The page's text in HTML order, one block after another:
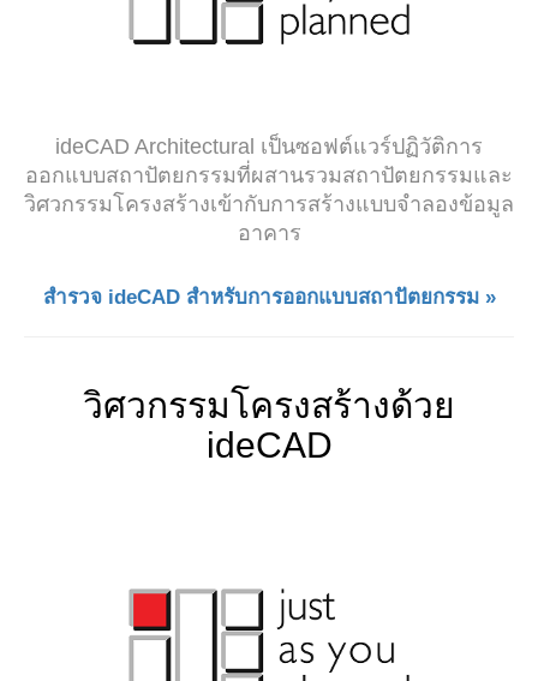
ideCAD Architectural เป็นซอฟต์แวร์ปฏิวัติการ
ออกแบบสถาปัตยกรรมที่ผสานรวมสถาปัตยกรรมและ
วิศวกรรมโครงสร้างเข้ากับการสร้างแบบจำลองข้อมูล
อาคาร
สำรวจ ideCAD สำหรับการออกแบบสถาปัตยกรรม »
วิศวกรรมโครงสร้างด้วย
ideCAD